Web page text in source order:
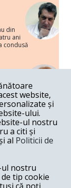
din
ani
condusă
a
deranjează un
website,
și
ului.
ul nostru
a citi și
al Politicii de
nostru
tip cookie